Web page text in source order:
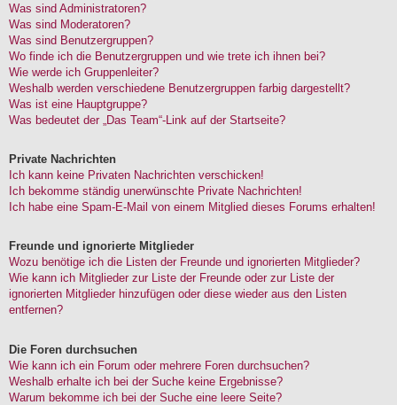
Was sind Administratoren?
Was sind Moderatoren?
Was sind Benutzergruppen?
Wo finde ich die Benutzergruppen und wie trete ich ihnen bei?
Wie werde ich Gruppenleiter?
Weshalb werden verschiedene Benutzergruppen farbig dargestellt?
Was ist eine Hauptgruppe?
Was bedeutet der „Das Team“-Link auf der Startseite?
Private Nachrichten
Ich kann keine Privaten Nachrichten verschicken!
Ich bekomme ständig unerwünschte Private Nachrichten!
Ich habe eine Spam-E-Mail von einem Mitglied dieses Forums erhalten!
Freunde und ignorierte Mitglieder
Wozu benötige ich die Listen der Freunde und ignorierten Mitglieder?
Wie kann ich Mitglieder zur Liste der Freunde oder zur Liste der
ignorierten Mitglieder hinzufügen oder diese wieder aus den Listen
entfernen?
Die Foren durchsuchen
Wie kann ich ein Forum oder mehrere Foren durchsuchen?
Weshalb erhalte ich bei der Suche keine Ergebnisse?
Warum bekomme ich bei der Suche eine leere Seite?